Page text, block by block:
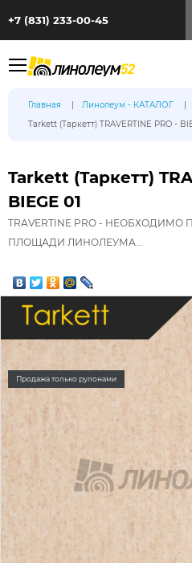
+7 (831) 233-00-45
Главная
Линолеум - КАТАЛОГ
Tarkett (Таркетт) TRAVERTINE PRO -
Tarkett (Таркетт)
BIEGE 01
TRAVERTINE PRO -
ПЛОЩАДИ ЛИНОЛЕУМА...
Продажа только рулонами